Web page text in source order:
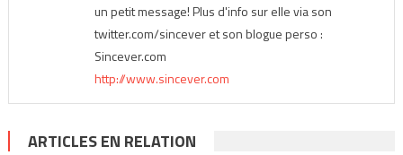
un petit message! Plus d'info sur elle via son
twitter.com/sincever et son blogue perso :
Sincever.com
http://www.sincever.com
ARTICLES EN RELATION